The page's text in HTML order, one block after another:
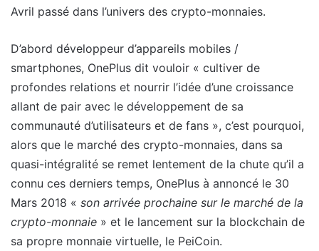
Avril passé dans l’univers des crypto-monnaies.
D’abord développeur d’appareils mobiles /
smartphones, OnePlus dit vouloir « cultiver de
profondes relations et nourrir l’idée d’une croissance
allant de pair avec le développement de sa
communauté d’utilisateurs et de fans », c’est pourquoi,
alors que le marché des crypto-monnaies, dans sa
quasi-intégralité se remet lentement de la chute qu’il a
connu ces derniers temps, OnePlus à annoncé le 30
Mars 2018 « son arrivée prochaine sur le marché de la
crypto-monnaie » et le lancement sur la blockchain de
sa propre monnaie virtuelle, le PeiCoin.